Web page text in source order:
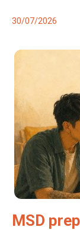
30/07/2026
MSD